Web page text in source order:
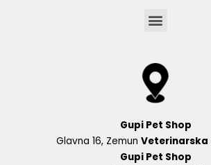
Menu
Gupi Pet Shop
Glavna 16, Zemun
Gupi Pet Shop